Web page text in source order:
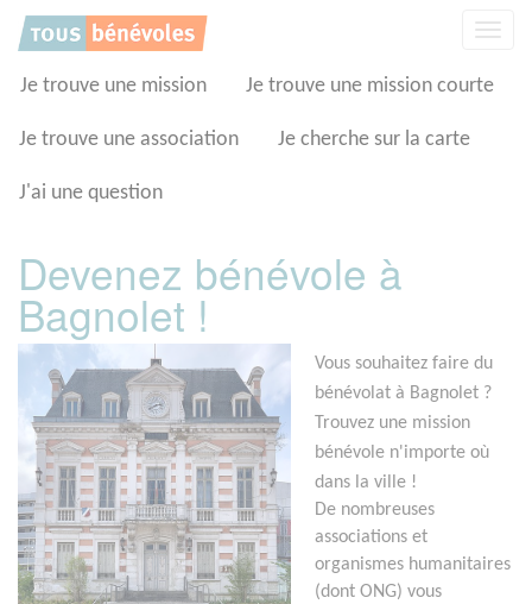
Je trouve une mission Je trouve une mission courte
Je trouve une association Je cherche sur la carte
J'ai une question
Devenez bénévole à
Bagnolet !
Vous souhaitez faire du
bénévolat à Bagnolet ?
Trouvez une mission
bénévole n'importe où
dans la ville !
De nombreuses
associations et
organismes humanitaires
(dont ONG) vous
Panneau de gestion des cookies